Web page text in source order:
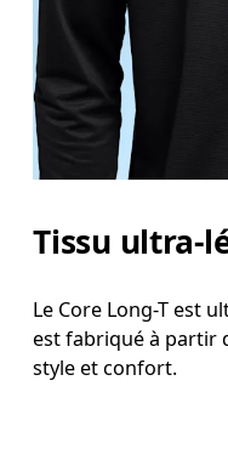
Tissu ultra-
Le Core Long-T est
est fabriqué à partir
style et confort.